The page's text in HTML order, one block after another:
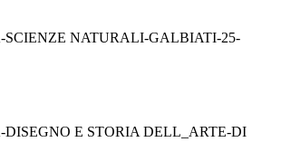
SCIENZE NATURALI-GALBIATI-25-
DISEGNO E STORIA DELL_ARTE-DI